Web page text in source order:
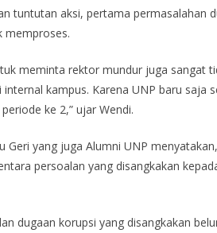
tuntutan aksi, pertama permasalahan
memproses.
meminta rektor mundur juga sangat
internal kampus. Karena UNP baru saja
ke 2,” ujar Wendi.
Geri yang juga Alumni UNP
persoalan yang disangkakan
dugaan korupsi yang disangkakan